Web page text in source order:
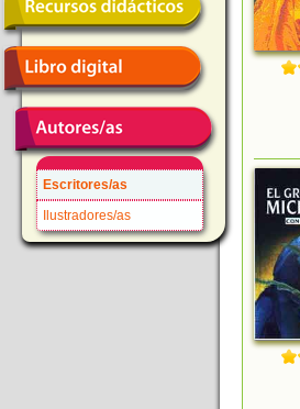
Escritores/as
Ilustradores/as